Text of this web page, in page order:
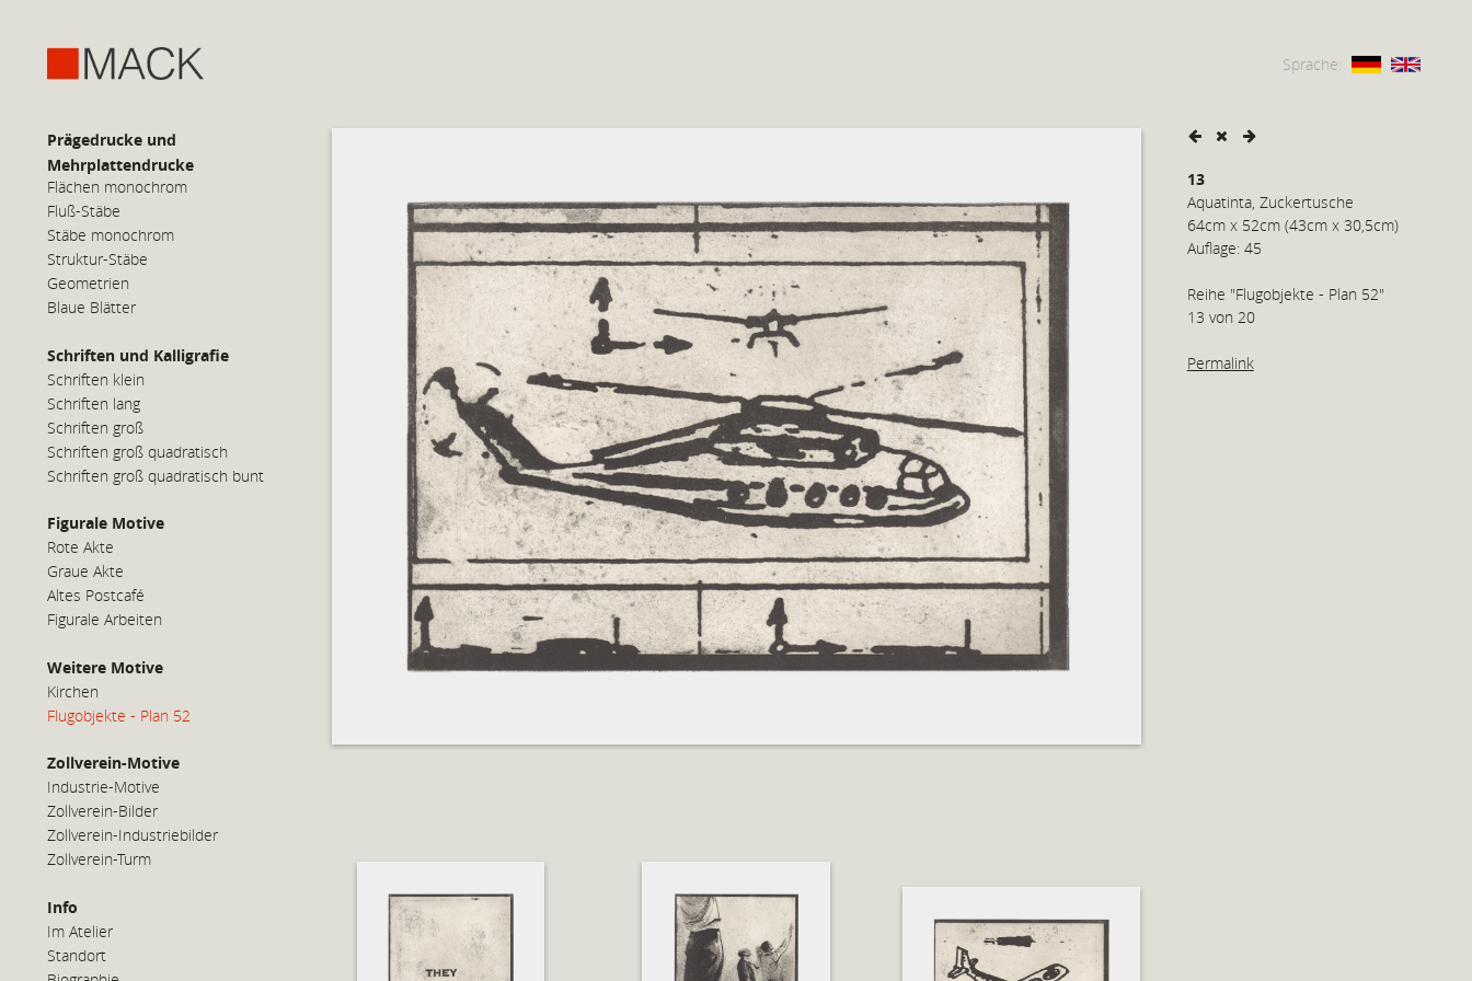
Sprache:
Prägedrucke und
Mehrplattendrucke
Flächen monochrom
Fluß-Stäbe
Stäbe monochrom
Struktur-Stäbe
Geometrien
Blaue Blätter
Schriften und Kalligrafie
Schriften klein
Schriften lang
Schriften groß
Schriften groß quadratisch
Schriften groß quadratisch bunt
Figurale Motive
Rote Akte
Graue Akte
Altes Postcafé
Figurale Arbeiten
Weitere Motive
Kirchen
Flugobjekte - Plan 52
Zollverein-Motive
Industrie-Motive
Zollverein-Bilder
Zollverein-Industriebilder
Zollverein-Turm
Info
Im Atelier
Standort
13
Aquatinta, Zuckertusche
64cm x 52cm (43cm x 30,5cm)
Auflage: 45
Reihe "Flugobjekte - Plan 52"
13 von 20
Permalink